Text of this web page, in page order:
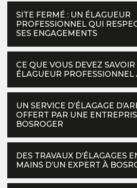
SITE FERMÉ : UN ÉLAGUEUR
PROFESSIONNEL QUI
SES ENGAGEMENTS
CE QUE VOUS DEVEZ
ÉLAGUEUR PROFESSIONNEL
UN SERVICE D’ÉLAGAGE
OFFERT PAR UNE
BOSROGER
DES TRAVAUX D’ÉLAGAGES
MAINS D’UN EXPERT À